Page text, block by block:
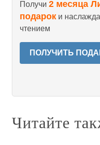
Получи 2 месяца
подарок и
чтением
ПОЛУЧИТЬ
Читайте